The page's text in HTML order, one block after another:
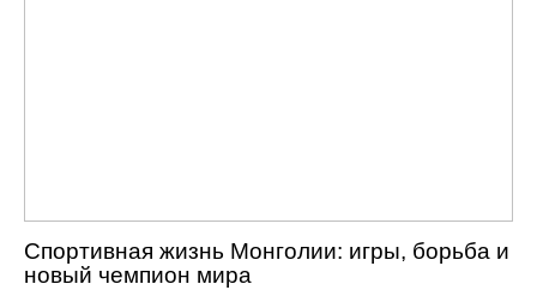
Спортивная жизнь Монголии: игры, борьба и
новый чемпион мира